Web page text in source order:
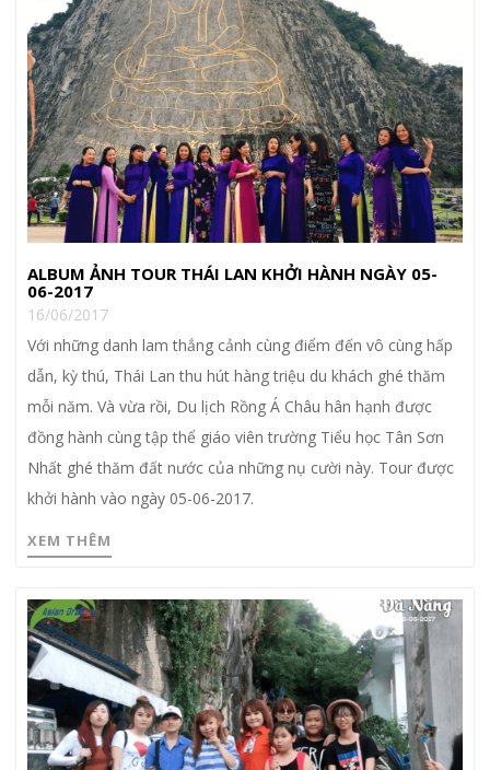
ALBUM ẢNH TOUR THÁI LAN KHỞI HÀNH NGÀY 05-
06-2017
16/06/2017
Với những danh lam thắng cảnh cùng điểm đến vô cùng hấp
dẫn, kỳ thú, Thái Lan thu hút hàng triệu du khách ghé thăm
mỗi năm. Và vừa rồi, Du lịch Rồng Á Châu hân hạnh được
đồng hành cùng tập thể giáo viên trường Tiểu học Tân Sơn
Nhất ghé thăm đất nước của những nụ cười này. Tour được
khởi hành vào ngày 05-06-2017.
XEM THÊM